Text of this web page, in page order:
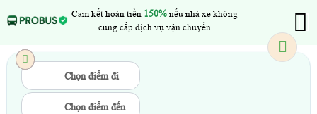
Cam kết hoàn tiền 150% nếu nhà xe không
cung cấp dịch vụ vận chuyển
Chọn điểm đi
Chọn điểm đến